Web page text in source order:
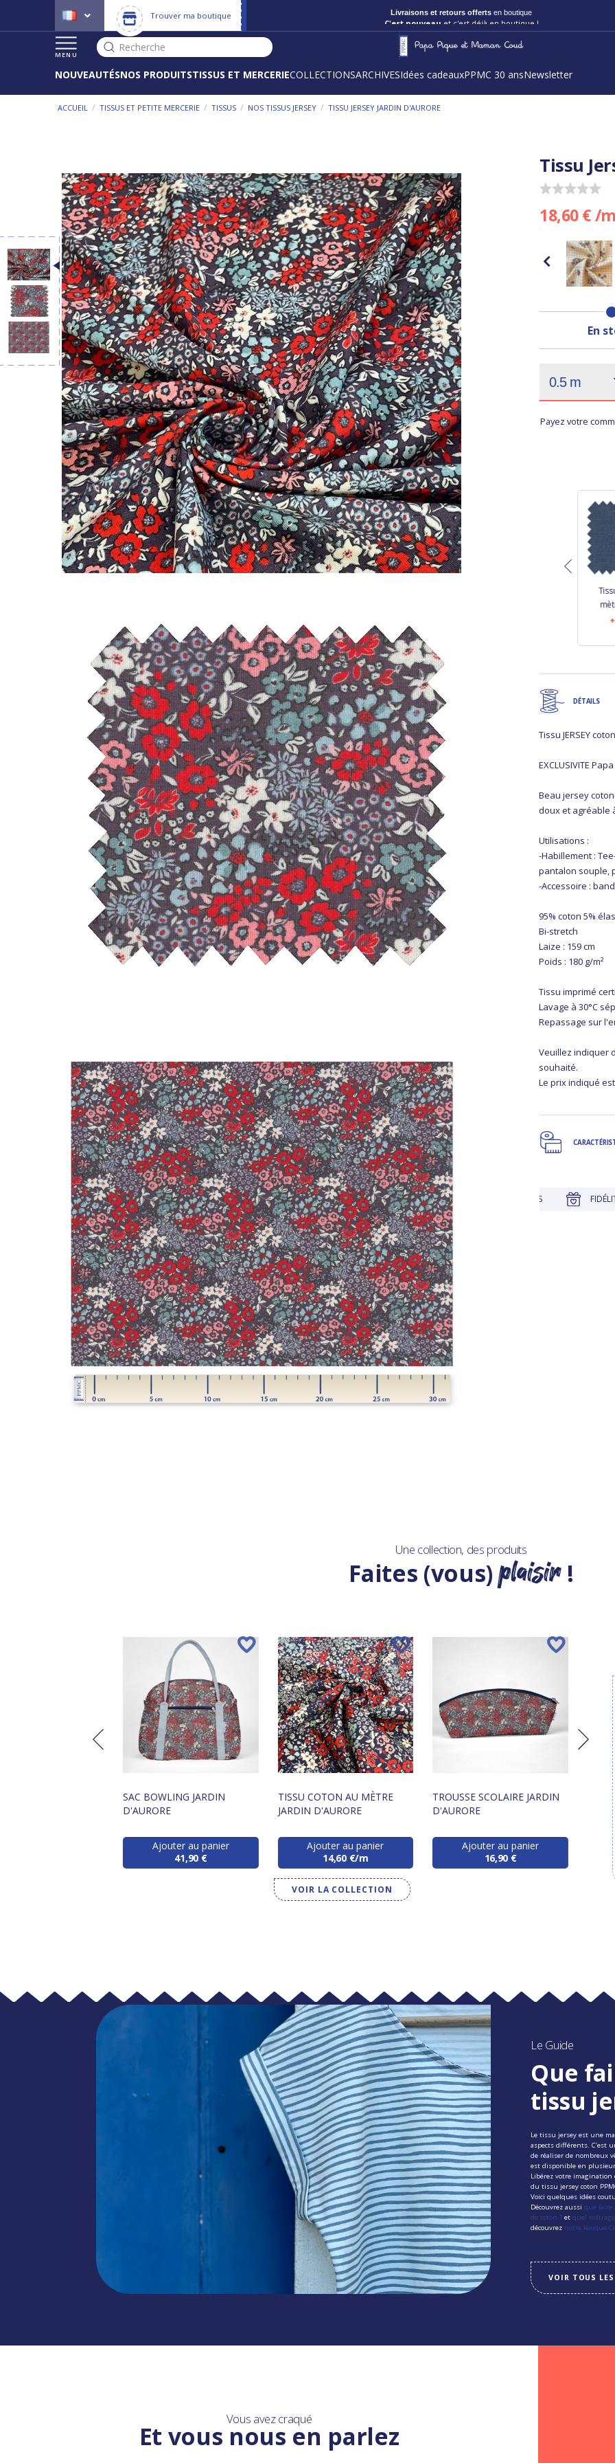
Trouver ma boutique C'est nouveau et c'est déjà en boutique !
MENU
Recherche
NOUVEAUTÉSNOS PRODUITSTISSUS ET MERCERIECOLLECTIONSARCHIVESIdées cadeauxPPMC 30 ansNewsletter
ACCUEIL / TISSUS ET PETITE MERCERIE / TISSUS / NOS TISSUS JERSEY / TISSU JERSEY JARDIN D'AURORE
Tissu
18,60 € /m
En
Payez votre
DÉTAILS
Tissu JERSEY coton
EXCLUSIVITE
Beau jersey
doux et agréable
Utilisations :
-Habillement :
pantalon souple,
-Accessoire :
95% coton 5%
Bi-stretch
Laize : 159 cm
Poids : 180 g/m²
Tissu imprimé
Lavage à 30°C
Repassage sur
Veuillez indiquer
souhaité.
Le prix indiqué
LIVRAISON OFFERTE EN BOUTIQUE JUSQU'À 30 JOURS POUR CHANGER D'AVIS FIDÉLITÉ
Une collection, des produits
Faites (vous)plaisir!
SAC BOWLING JARDIN
D'AURORE
Ajouter au panier
41,90 €
TISSU COTON AU MÈTRE
JARDIN D'AURORE
Ajouter au panier
14,60 €/m
TROUSSE SCOLAIRE JARDIN
D'AURORE
Ajouter au panier
16,90 €
VOIR LA COLLECTION
Le Guide
Que
tissu
Le tissu jersey est une
aspects différents. C’est
de réaliser de nombreux
est disponible en
Libérez votre imagination
du tissu jersey coton
Voici quelques idées
Découvrez aussique faire
de coton ? etquel
découvrez notre lexique
VOIR TOUS
Vous avez craqué
Et vous nous en parlez